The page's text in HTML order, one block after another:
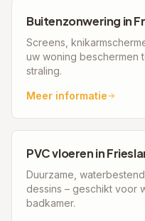
Buitenzonwering in
Screens,
uw woning beschermen
straling.
Meer informatie
PVC vloerenin
Duurzame,
dessins – geschikt voor
badkamer.